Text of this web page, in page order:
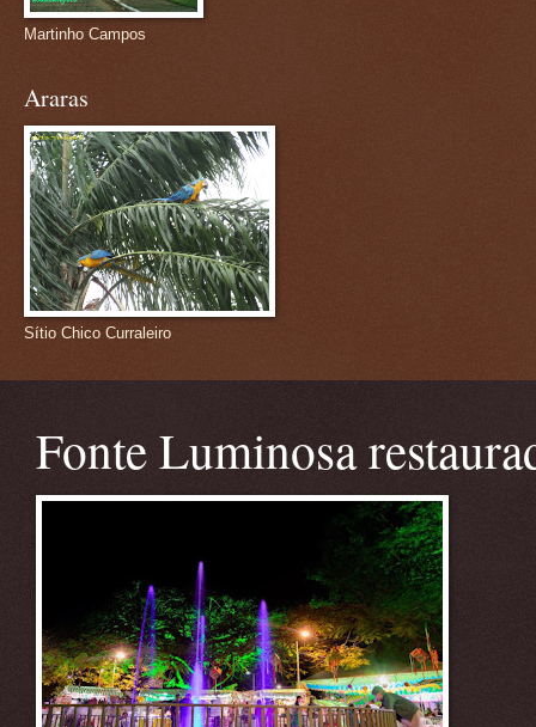
Martinho Campos
Araras
Sítio Chico Curraleiro
Fonte Luminosa